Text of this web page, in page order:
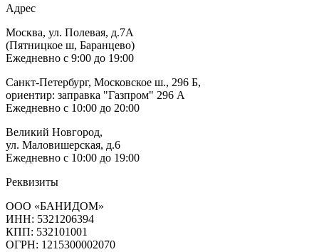
Адрес
Москва, ул. Полевая, д.7А
(Пятницкое ш, Баранцево)
Ежедневно с 9:00 до 19:00
Санкт-Петербург, Московское ш., 296 Б,
ориентир: заправка "Газпром" 296 А
Ежедневно с 10:00 до 20:00
Великий Новгород,
ул. Маловишерская, д.6
Ежедневно с 10:00 до 19:00
Реквизиты
ООО «БАНИДОМ»
ИНН: 5321206394
КПП: 532101001
ОГРН: 1215300002070